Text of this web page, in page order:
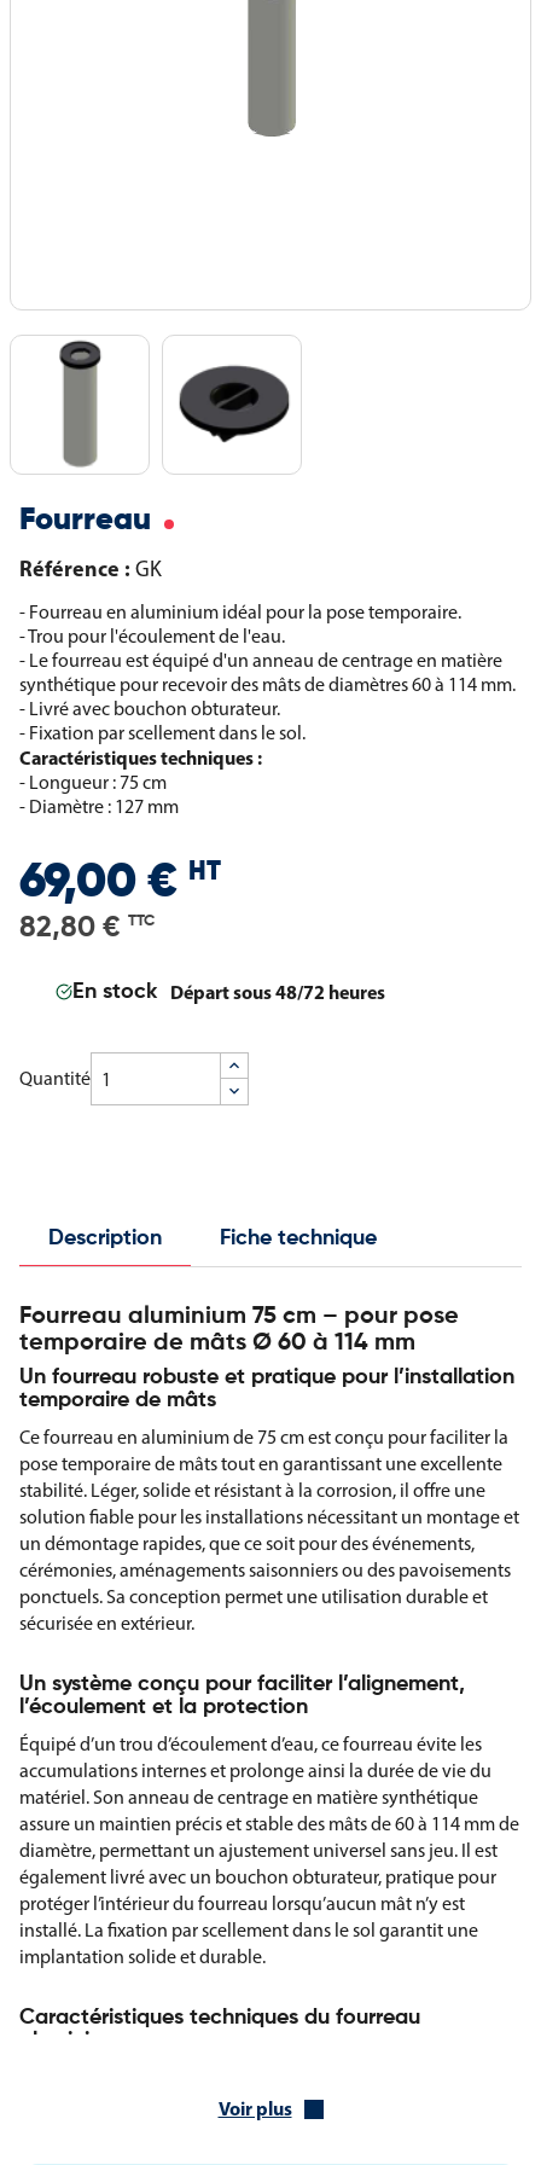
Fourreau
Référence : GK
- Fourreau en aluminium idéal pour la pose temporaire.
- Trou pour l'écoulement de l'eau.
- Le fourreau est équipé d'un anneau de centrage en matière
synthétique pour recevoir des mâts de diamètres 60 à 114 mm.
- Livré avec bouchon obturateur.
- Fixation par scellement dans le sol.
Caractéristiques techniques :
- Longueur : 75 cm
- Diamètre : 127 mm
69,00 € HT
82,80 € TTC
En stock Départ sous 48/72 heures
Quantité
Description Fiche technique
Fourreau aluminium 75 cm – pour pose
temporaire de mâts Ø 60 à 114 mm
Un fourreau robuste et pratique pour l’installation
temporaire de mâts
Ce fourreau en aluminium de 75 cm est conçu pour faciliter la
pose temporaire de mâts tout en garantissant une excellente
stabilité. Léger, solide et résistant à la corrosion, il offre une
solution fiable pour les installations nécessitant un montage et
un démontage rapides, que ce soit pour des événements,
cérémonies, aménagements saisonniers ou des pavoisements
ponctuels. Sa conception permet une utilisation durable et
sécurisée en extérieur.
Un système conçu pour faciliter l’alignement,
l’écoulement et la protection
Équipé d’un trou d’écoulement d’eau, ce fourreau évite les
accumulations internes et prolonge ainsi la durée de vie du
matériel. Son anneau de centrage en matière synthétique
assure un maintien précis et stable des mâts de 60 à 114 mm de
diamètre, permettant un ajustement universel sans jeu. Il est
également livré avec un bouchon obturateur, pratique pour
protéger l’intérieur du fourreau lorsqu’aucun mât n’y est
installé. La fixation par scellement dans le sol garantit une
implantation solide et durable.
Caractéristiques techniques du fourreau
aluminium
Diamètre extérieur : 127 mmVoir plus